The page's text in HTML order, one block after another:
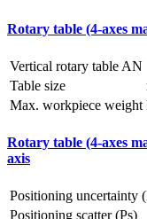
Rotary table (4-axes
Vertical rotary table AN
Table size
Max. workpiece weight
Rotary table (4-axes
axis
Positioning uncertainty
Positioning scatter (Ps)